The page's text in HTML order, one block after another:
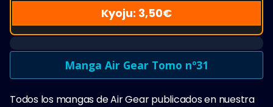
Kyoju: 3,50€
Manga Air Gear Tomo nº31
Todos los mangas de Air Gear publicados en nuestra